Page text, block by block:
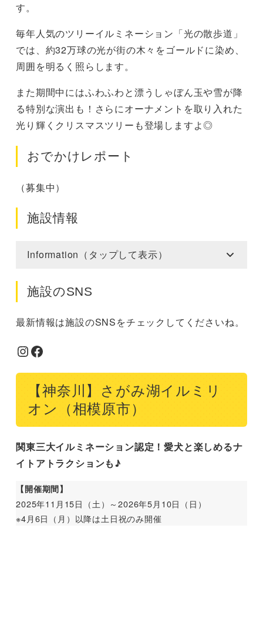
す。
毎年人気のツリーイルミネーション「光の散歩道」
では、約32万球の光が街の木々をゴールドに染め、
周囲を明るく照らします。
また期間中にはふわふわと漂うしゃぼん玉や雪が降
る特別な演出も！さらにオーナメントを取り入れた
光り輝くクリスマスツリーも登場しますよ◎
おでかけレポート
（募集中）
施設情報
Information（タップして表示）
施設のSNS
最新情報は施設のSNSをチェックしてくださいね。
Instagram
Facebook
【神奈川】さがみ湖イルミリ
オン（相模原市）
関東三大イルミネーション認定！愛犬と楽しめるナ
イトアトラクションも♪
【開催期間】
2025年11月15日（土）～2026年5月10日（日）
※4月6日（月）以降は土日祝のみ開催